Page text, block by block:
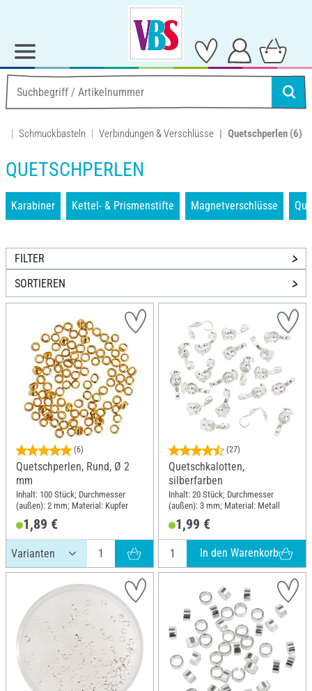
Schmuckbasteln Verbindungen & Verschlüsse Quetschperlen (6)
QUETSCHPERLEN
Karabiner Kettel- & Prismenstifte Magnetverschlüsse
FILTER
SORTIEREN
(6)
Quetschperlen, Rund, Ø 2
mm
Inhalt: 100 Stück; Durchmesser
(außen): 2 mm; Material: Kupfer
1,89 €
(27)
Quetschkalotten,
silberfarben
Inhalt: 20 Stück; Durchmesser
(außen): 3 mm; Material: Metall
1,99 €
In den Warenkorb